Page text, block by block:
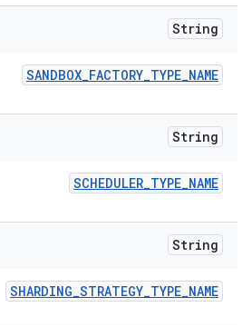
String
SANDBOX_FACTORY_TYPE_NAME
String
SCHEDULER_TYPE_NAME
String
SHARDING_STRATEGY_TYPE_NAME